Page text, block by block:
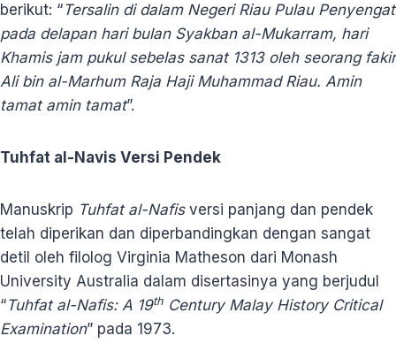
berikut: “Tersalin di dalam Negeri Riau Pulau Penyengat
pada delapan hari bulan Syakban al-Mukarram, hari
Khamis jam pukul sebelas sanat 1313 oleh seorang fakir
Ali bin al-Marhum Raja Haji Muhammad Riau. Amin
tamat amin tamat”.
Tuhfat al-Navis Versi Pendek
Manuskrip Tuhfat al-Nafisversi panjang dan pendek
telah diperikan dan diperbandingkan dengan sangat
detil oleh filolog Virginia Matheson dari Monash
University Australia dalam disertasinya yang berjudul
“Tuhfat al-Nafis: A 19th Century Malay History Critical
Examination” pada 1973.